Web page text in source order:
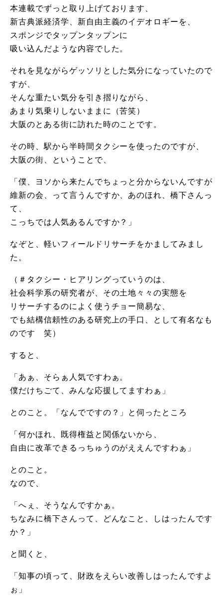
本連載でずっと取り上げております、
新古典派経済学、新自由主義のイデオロギーを、
スポンジでタップンタップンに
吸い込んだような内容でした。
それを見ながらゲッソリとした気分になっていたので
すが、
そんな重たい気分を引き摺りながら、
あまり気乗りしないままに（苦笑）
大阪のとある街に訪れた時のことです。
その時、駅から半時間タクシーを使ったのですが、
大阪の街、ということで、
「僕、ヨソから来たんでちょっと分からないんですが
維新の会、って言うんですか、あのほれ、橋下さんっ
て、
こっちでは人気あるんですか？」
なぞと、軽いフィールドリサーチをかましてみまし
た。
（＃タクシー・ヒアリングっていうのは、
社会科学系の研究者が、その土地々々の実態を
リサーチするのによく使うチョー簡易な、
でも結構信頼性のある研究上の手口、として有名なも
のです 笑）
すると、
「あぁ、そらぁ人気ですわぁ。
僕だけちごて、みんな応援してますわぁ」
とのこと。「なんでですの？」と伺ったところ
「何かほれ、既得権益と関係ないから、
自由に改革できるっちゅうのがええんですわぁ」
とのこと。
なので、
「へぇ、そうなんですかぁ。
ちなみに橋下さんって、どんなこと、しはったんです
か？」
と聞くと、
「知事の頃って、財政をえらい改善しはったんですよ
ぉ」